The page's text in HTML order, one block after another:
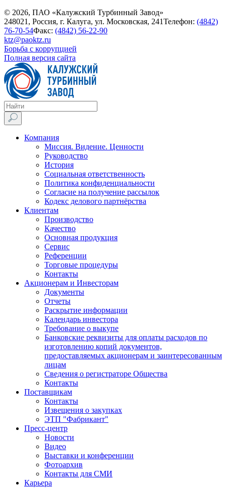
© 2026, ПАО «Калужский Турбинный Завод»
248021, Россия, г. Калуга, ул. Московская, 241Телефон: (4842)
76-70-54Факс: (4842) 56-22-90
ktz@paoktz.ru
Борьба с коррупцией
Полная версия сайта
Компания
Миссия. Видение. Ценности
Руководство
История
Социальная ответственность
Политика конфиденциальности
Согласие на получение рассылок
Кодекс делового партнёрства
Клиентам
Производство
Качество
Основная продукция
Сервис
Референции
Торговые процедуры
Контакты
Акционерам и Инвесторам
Документы
Отчеты
Раскрытие информации
Календарь инвестора
Требование о выкупе
Банковские реквизиты для оплаты расходов по
изготовлению копий документов,
предоставляемых акционерам и заинтересованным
лицам
Сведения о регистраторе Общества
Контакты
Поставщикам
Контакты
Извещения о закупках
ЭТП "Фабрикант"
Пресс-центр
Новости
Видео
Выставки и конференции
Фотоархив
Контакты для СМИ
Карьера